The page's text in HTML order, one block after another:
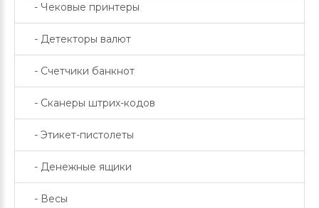
- Чековые принтеры
- Детекторы валют
- Счетчики банкнот
- Сканеры штрих-кодов
- Этикет-пистолеты
- Денежные ящики
- Весы